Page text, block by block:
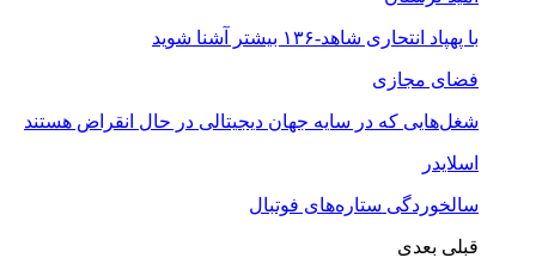
با پهپاد انتحاری شاهد-۱۳۶ بیشتر آشنا شوید
فضای مجازی
شغل‌‌هایی که در سایه جهان دیجیتالی در حال انقراض هستند
اسلایدر
سالخوردگی ستاره‌های فوتبال
قبلی بعدی